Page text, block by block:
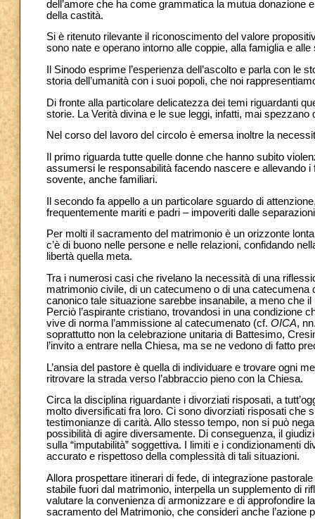
dell’amore che ha come grammatica la mutua donazione
della castità.
Si è ritenuto rilevante il riconoscimento del valore
sono nate e operano intorno alle coppie, alla famiglia e
Il Sinodo esprime l’esperienza dell’ascolto e parla con le
storia dell’umanità con i suoi popoli, che noi
Di fronte alla particolare delicatezza dei temi riguardanti
storie. La Verità divina e le sue leggi, infatti, mai
Nel corso del lavoro del circolo è emersa inoltre la
Il primo riguarda tutte quelle donne che hanno subito
assumersi le responsabilità facendo nascere e allevando
sovente, anche familiari.
Il secondo fa appello a un particolare sguardo di
frequentemente mariti e padri – impoveriti dalle
Per molti il sacramento del matrimonio è un orizzonte
c’è di buono nelle persone e nelle relazioni, confidando
libertà quella meta.
Tra i numerosi casi che rivelano la necessità di una
matrimonio civile, di un catecumeno o di una
canonico tale situazione sarebbe insanabile, a meno che
Perciò l’aspirante cristiano, trovandosi in una condizione
vive di norma l’ammissione al catecumenato (cf. OICA,
soprattutto non la celebrazione unitaria di Battesimo,
l’invito a entrare nella Chiesa, ma se ne vedono di fatto
L’ansia del pastore è quella di individuare e trovare ogni
ritrovare la strada verso l’abbraccio pieno con la Chiesa.
Circa la disciplina riguardante i divorziati risposati, a
molto diversificati fra loro. Ci sono divorziati risposati che
testimonianze di carità. Allo stesso tempo, non si può
possibilità di agire diversamente. Di conseguenza, il
sulla “imputabilità” soggettiva. I limiti e i condizionamenti
accurato e rispettoso della complessità di tali situazioni.
Allora prospettare itinerari di fede, di integrazione
stabile fuori dal matrimonio, interpella un supplemento di
valutare la convenienza di armonizzare e di approfondire
sacramento del Matrimonio, che consideri anche l’azione